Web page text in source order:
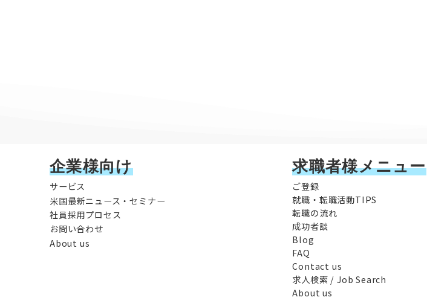
企業様向け
サービス
米国最新ニュース・セミナー
社員採用プロセス
お問い合わせ
About us
求職者様メニュー
ご登録
就職・転職活動TIPS
転職の流れ
成功者談
Blog
FAQ
Contact us
求人検索 / Job Search
About us